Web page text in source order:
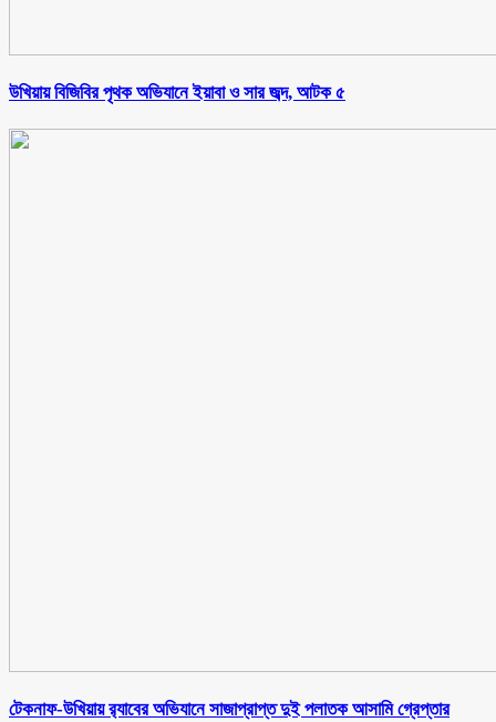
উখিয়ায় বিজিবির পৃথক অভিযানে ইয়াবা ও সার জব্দ, আটক ৫
টেকনাফ-উখিয়ায় র‌্যাবের অভিযানে সাজাপ্রাপ্ত দুই পলাতক আসামি গ্রেপ্তার